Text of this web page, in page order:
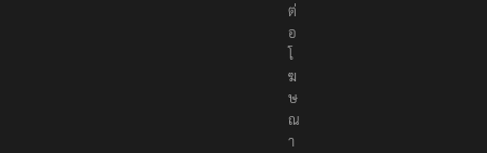
ต่
อ
โ
ฆ
ษ
ณ
า